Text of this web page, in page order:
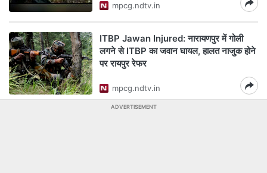
mpcg.ndtv.in
ITBP Jawan Injured: नारायणपुर में गोली
लगने से ITBP का जवान घायल, हालत नाजुक होने
पर रायपुर रेफर
mpcg.ndtv.in
ADVERTISEMENT